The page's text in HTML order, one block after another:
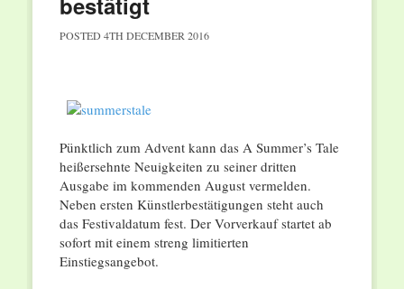
POSTED 4TH DECEMBER 2016
Pünktlich zum Advent kann das A Summer’s Tale
heißersehnte Neuigkeiten zu seiner dritten
Ausgabe im kommenden August vermelden.
Neben ersten Künstlerbestätigungen steht auch
das Festivaldatum fest. Der Vorverkauf startet ab
sofort mit einem streng limitierten
Einstiegsangebot.